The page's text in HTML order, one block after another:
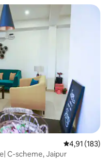
4,91 av 5 i
4,91 (183)
C-scheme, Jaipur